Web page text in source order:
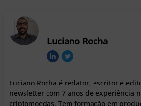
Luciano Rocha
Luciano Rocha é redator, escritor e
newsletter com 7 anos de experiência
criptomoedas. Tem formação em